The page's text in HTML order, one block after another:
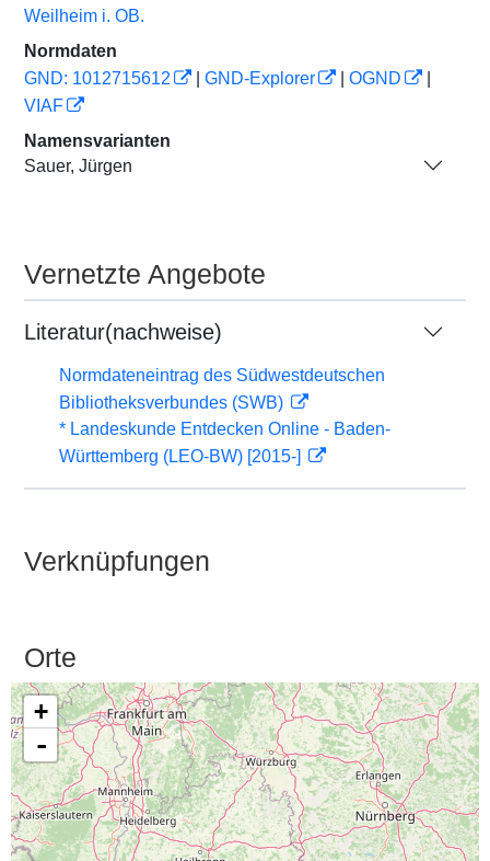
Weilheim i. OB.
Normdaten
GND: 1012715612
GND-Explorer OGND
VIAF
Namensvarianten
Sauer, Jürgen
Vernetzte Angebote
Literatur(nachweise)
Normdateneintrag des Südwestdeutschen
Bibliotheksverbundes (SWB)
* Landeskunde Entdecken Online - Baden-
Württemberg (LEO-BW) [2015-]
Verknüpfungen
Orte
+
-